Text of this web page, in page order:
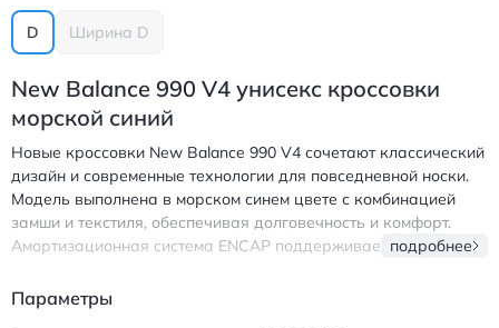
D Ширина D
New Balance 990 V4 унисекс кроссовки
морской синий
Новые кроссовки New Balance 990 V4 сочетают классический
дизайн и современные технологии для повседневной носки.
Модель выполнена в морском синем цвете с комбинацией
замши и текстиля, обеспечивая долговечность и комфорт.
Амортизационная система ENCAP поддерживает стопу при
сцепление. Круглый носок и шнуровка позволяют идеально
подробнее
Параметры